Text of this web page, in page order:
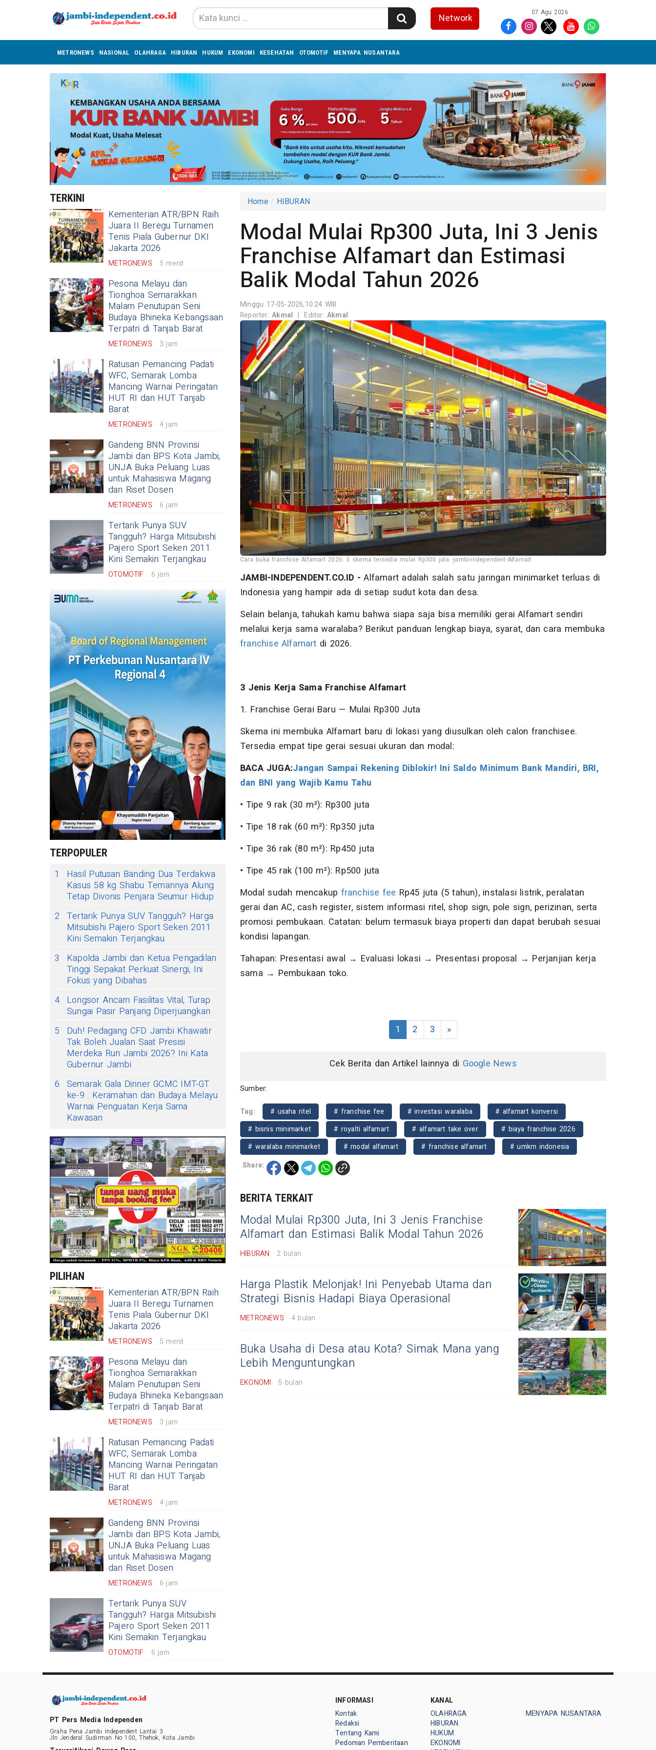
Network 07 Agu 2026
METRONEWS NASIONAL OLAHRAGA HIBURAN HUKUM EKONOMI KESEHATAN OTOMOTIF MENYAPA NUSANTARA
TERKINI
Kementerian ATR/BPN Raih
Juara II Beregu Turnamen
Tenis Piala Gubernur DKI
Jakarta 2026
METRONEWS 5 menit
Pesona Melayu dan
Tionghoa Semarakkan
Malam Penutupan Seni
Budaya Bhineka Kebangsaan
Terpatri di Tanjab Barat
METRONEWS 3 jam
Ratusan Pemancing Padati
WFC, Semarak Lomba
Mancing Warnai Peringatan
HUT RI dan HUT Tanjab
Barat
METRONEWS 4 jam
Gandeng BNN Provinsi
Jambi dan BPS Kota Jambi,
UNJA Buka Peluang Luas
untuk Mahasiswa Magang
dan Riset Dosen
METRONEWS 6 jam
Tertarik Punya SUV
Tangguh? Harga Mitsubishi
Pajero Sport Seken 2011
Kini Semakin Terjangkau
OTOMOTIF 6 jam
TERPOPULER
1
Hasil Putusan Banding Dua Terdakwa
Kasus 58 kg Shabu Temannya Alung
Tetap Divonis Penjara Seumur Hidup
2 Tertarik Punya SUV Tangguh? Harga
Mitsubishi Pajero Sport Seken 2011
Kini Semakin Terjangkau
3
Kapolda Jambi dan Ketua Pengadilan
Tinggi Sepakat Perkuat Sinergi, Ini
Fokus yang Dibahas
4 Longsor Ancam Fasilitas Vital, Turap
Sungai Pasir Panjang Diperjuangkan
5
Duh! Pedagang CFD Jambi Khawatir
Tak Boleh Jualan Saat Presisi
Merdeka Run Jambi 2026? Ini Kata
Gubernur Jambi
6 Semarak Gala Dinner GCMC IMT-GT
ke-9 : Keramahan dan Budaya Melayu
Warnai Penguatan Kerja Sama
Kawasan
PILIHAN
Kementerian ATR/BPN Raih
Juara II Beregu Turnamen
Tenis Piala Gubernur DKI
Jakarta 2026
METRONEWS 5 menit
Pesona Melayu dan
Tionghoa Semarakkan
Malam Penutupan Seni
Budaya Bhineka Kebangsaan
Terpatri di Tanjab Barat
METRONEWS 3 jam
Ratusan Pemancing Padati
WFC, Semarak Lomba
Mancing Warnai Peringatan
HUT RI dan HUT Tanjab
Barat
METRONEWS 4 jam
Gandeng BNN Provinsi
Jambi dan BPS Kota Jambi,
UNJA Buka Peluang Luas
untuk Mahasiswa Magang
dan Riset Dosen
METRONEWS 6 jam
Tertarik Punya SUV
Tangguh? Harga Mitsubishi
Pajero Sport Seken 2011
Kini Semakin Terjangkau
OTOMOTIF 6 jam
Home HIBURAN
Modal Mulai Rp300 Juta, Ini 3 Jenis
Franchise Alfamart dan Estimasi
Balik Modal Tahun 2026
Minggu 17-05-2026,10:24 WIB
Reporter:Akmal | Editor:Akmal
Cara buka franchise Alfamart 2026: 3 skema tersedia mulai Rp300 juta -jambi-independent-Alfamart
JAMBI-INDEPENDENT.CO.ID -Alfamart adalah salah satu jaringan minimarket terluas di
Indonesia yang hampir ada di setiap sudut kota dan desa.
Selain belanja, tahukah kamu bahwa siapa saja bisa memiliki gerai Alfamart sendiri
melalui kerja sama waralaba? Berikut panduan lengkap biaya, syarat, dan cara membuka
franchise Alfamart di 2026.
3 Jenis Kerja Sama Franchise Alfamart
1. Franchise Gerai Baru — Mulai Rp300 Juta
Skema ini membuka Alfamart baru di lokasi yang diusulkan oleh calon franchisee.
Tersedia empat tipe gerai sesuai ukuran dan modal:
BACA JUGA:Jangan Sampai Rekening Diblokir! Ini Saldo Minimum Bank Mandiri, BRI,
dan BNI yang Wajib Kamu Tahu
• Tipe 9 rak (30 m²): Rp300 juta
• Tipe 18 rak (60 m²): Rp350 juta
• Tipe 36 rak (80 m²): Rp450 juta
• Tipe 45 rak (100 m²): Rp500 juta
Modal sudah mencakup franchise fee Rp45 juta (5 tahun), instalasi listrik, peralatan
gerai dan AC, cash register, sistem informasi ritel, shop sign, pole sign, perizinan, serta
promosi pembukaan. Catatan: belum termasuk biaya properti dan dapat berubah sesuai
kondisi lapangan.
Tahapan: Presentasi awal → Evaluasi lokasi → Presentasi proposal → Perjanjian kerja
sama → Pembukaan toko.
1 2 3 »
Cek Berita dan Artikel lainnya di Google News
Sumber:
Tag: # usaha ritel # franchise fee # investasi waralaba
# alfamart konversi
# bisnis minimarket
# royalti alfamart # alfamart take over
# biaya franchise 2026
# waralaba minimarket
# modal alfamart # franchise alfamart
# umkm indonesia
Share:
BERITA TERKAIT
Modal Mulai Rp300 Juta, Ini 3 Jenis Franchise
Alfamart dan Estimasi Balik Modal Tahun 2026
HIBURAN 2 bulan
Harga Plastik Melonjak! Ini Penyebab Utama dan
Strategi Bisnis Hadapi Biaya Operasional
METRONEWS 4 bulan
Buka Usaha di Desa atau Kota? Simak Mana yang
Lebih Menguntungkan
EKONOMI 5 bulan
PT Pers Media Independen
Graha Pena Jambi Independent Lantai 3
Jln Jenderal Sudirman No 100, Thehok, Kota Jambi
INFORMASI
Kontak
Redaksi
Tentang Kami
Pedoman Pemberitaan
KANAL
OLAHRAGA
HIBURAN
HUKUM
EKONOMI
MENYAPA NUSANTARA